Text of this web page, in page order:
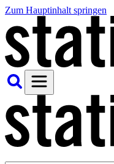
Zum Hauptinhalt springen